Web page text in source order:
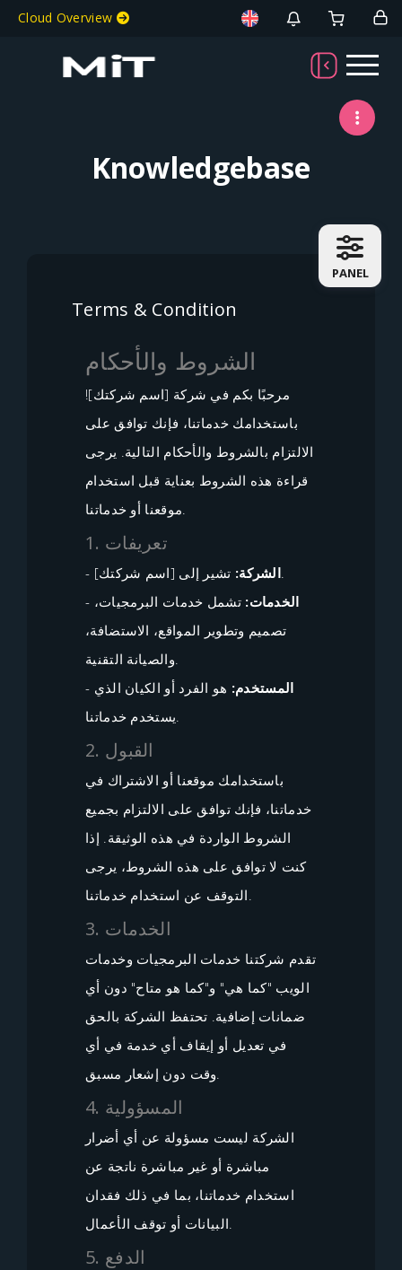
PANEL
Cloud Overview Welcome To MiT
Knowledgebase
Terms & Condition
الشروط والأحكام
مرحبًا بكم في شركة [اسم شركتك]!
باستخدامك خدماتنا، فإنك توافق على
الالتزام بالشروط والأحكام التالية. يرجى
قراءة هذه الشروط بعناية قبل استخدام
موقعنا أو خدماتنا.
1. تعريفات
- الشركة:تشير إلى [اسم شركتك].
-
الخدمات: تشمل خدمات البرمجيات،
تصميم وتطوير المواقع، الاستضافة،
والصيانة التقنية.
-
المستخدم: هو الفرد أو الكيان الذي
يستخدم خدماتنا.
2. القبول
باستخدامك موقعنا أو الاشتراك في
خدماتنا، فإنك توافق على الالتزام بجميع
الشروط الواردة في هذه الوثيقة. إذا
كنت لا توافق على هذه الشروط، يرجى
التوقف عن استخدام خدماتنا.
3. الخدمات
تقدم شركتنا خدمات البرمجيات وخدمات
الويب "كما هي" و"كما هو متاح" دون أي
ضمانات إضافية. تحتفظ الشركة بالحق
في تعديل أو إيقاف أي خدمة في أي
وقت دون إشعار مسبق.
4. المسؤولية
الشركة ليست مسؤولة عن أي أضرار
مباشرة أو غير مباشرة ناتجة عن
استخدام خدماتنا، بما في ذلك فقدان
البيانات أو توقف الأعمال.
5. الدفع